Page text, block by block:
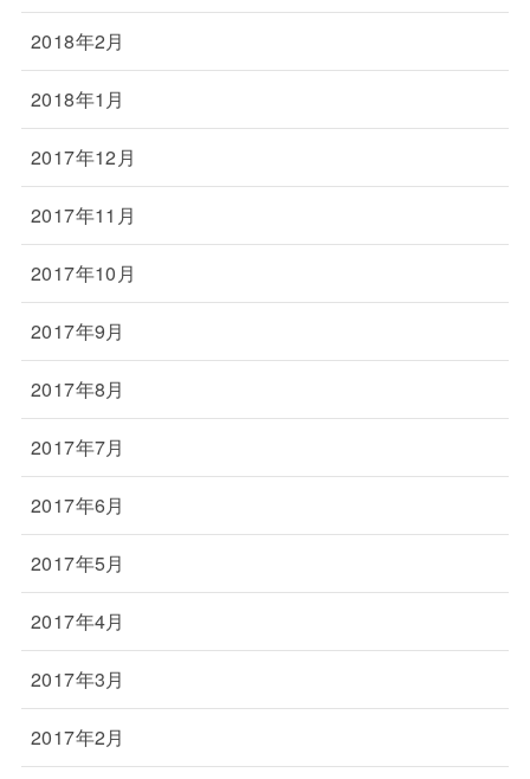
2018年2月
2018年1月
2017年12月
2017年11月
2017年10月
2017年9月
2017年8月
2017年7月
2017年6月
2017年5月
2017年4月
2017年3月
2017年2月